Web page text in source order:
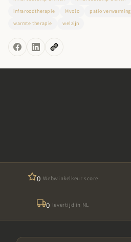
infraroodtherapie
Mvolo patio verwarming
warmte therapie
welzijn
0 Webwinkelkeur score
0 levertijd in NL